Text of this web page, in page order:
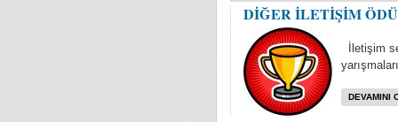
DİĞER İLETİŞİM
İletişim
DEVAMINI